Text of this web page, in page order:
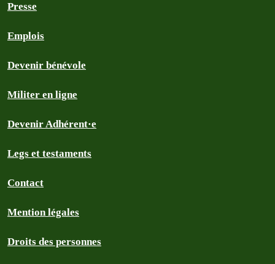
Presse
Emplois
Devenir bénévole
Militer en ligne
Devenir Adhérent·e
Legs et testaments
Contact
Mention légales
Droits des personnes